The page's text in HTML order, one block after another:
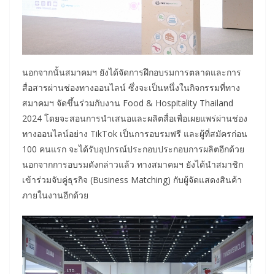
นอกจากนั้นสมาคมฯ ยังได้จัดการฝึกอบรมการตลาดและการ
สื่อสารผ่านช่องทางออนไลน์ ซึ่งจะเป็นหนึ่งในกิจกรรมที่ทาง
สมาคมฯ จัดขึ้นร่วมกับงาน Food & Hospitality Thailand
2024 โดยจะสอนการนำเสนอและผลิตสื่อเพื่อเผยแพร่ผ่านช่อง
ทางออนไลน์อย่าง TikTok เป็นการอบรมฟรี และผู้ที่สมัครก่อน
100 คนแรก จะได้รับอุปกรณ์ประกอบประกอบการผลิตอีกด้วย
นอกจากการอบรมดังกล่าวแล้ว ทางสมาคมฯ ยังได้นำสมาชิก
เข้าร่วมจับคู่ธุรกิจ (Business Matching) กับผู้จัดแสดงสินค้า
ภายในงานอีกด้วย